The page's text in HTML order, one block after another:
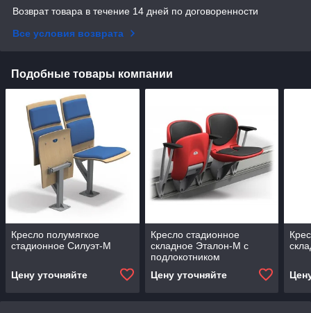
Возврат товара в течение 14 дней по договоренности
Все условия возврата
Подобные товары компании
Кресло полумягкое
стадионное Силуэт-М
Цену уточняйте
Кресло стадионное
складное Эталон-М с
подлокотником
Цену уточняйте